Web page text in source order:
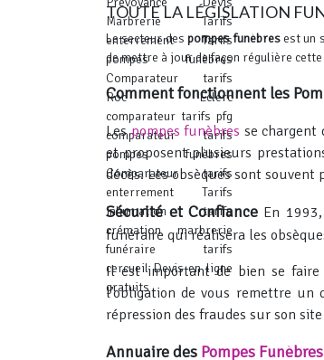
TOUTE LA LÉGISLATION
Le secteur despompes funèbresest un
de mettre à jour de façon régulière
Comment fonctionnent les
Lespompes funèbres se chargent
et proposent plusieurs
décès. Les obsèques sont souvent
Sécurité et Confiance En
funéraire qui réalisera les
Il est important de bien se faire
l’obligation de vous remettre un
répression des fraudes sur son
Annuaire des Pompes Funèbres